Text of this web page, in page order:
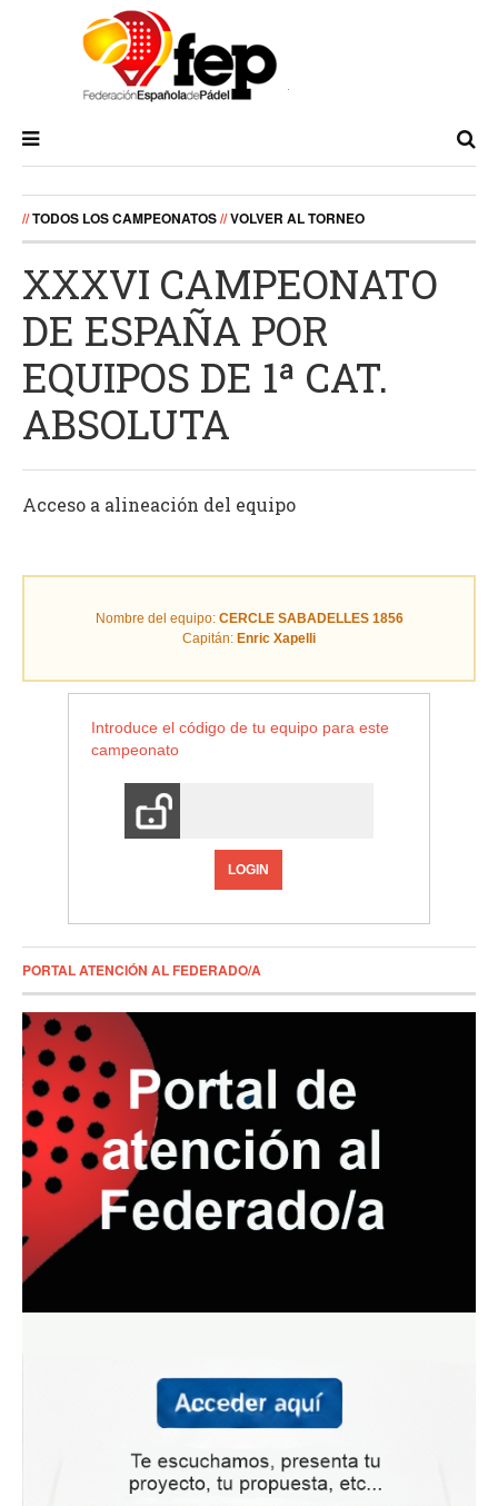
//TODOS LOS CAMPEONATOS//VOLVER AL TORNEO
XXXVI CAMPEONATO
DE ESPAÑA POR
EQUIPOS DE 1ª CAT.
ABSOLUTA
Acceso a alineación del equipo
Nombre del equipo: CERCLE SABADELLES 1856
Capitán: Enric Xapelli
Introduce el código de tu equipo para este
campeonato
LOGIN
PORTAL ATENCIÓN AL FEDERADO/A